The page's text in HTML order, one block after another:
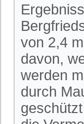
von 2,4
davon,
werden
durch